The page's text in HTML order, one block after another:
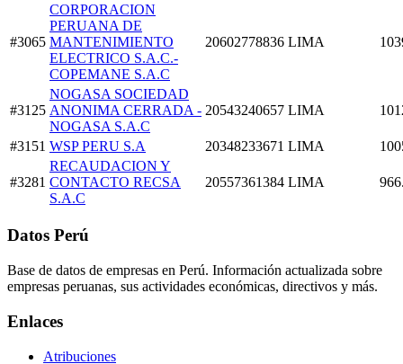
#3065
CORPORACION
PERUANA DE
MANTENIMIENTO
ELECTRICO S.A.C.-
COPEMANE S.A.C
20602778836 LIMA
#3125
NOGASA SOCIEDAD
ANONIMA CERRADA -
NOGASA S.A.C
20543240657 LIMA
#3151 WSP PERU S.A 20348233671 LIMA
#3281
RECAUDACION Y
CONTACTO RECSA
S.A.C
20557361384 LIMA
Datos Perú
Base de datos de empresas en Perú. Información actualizada sobre
empresas peruanas, sus actividades económicas, directivos y más.
Enlaces
Atribuciones